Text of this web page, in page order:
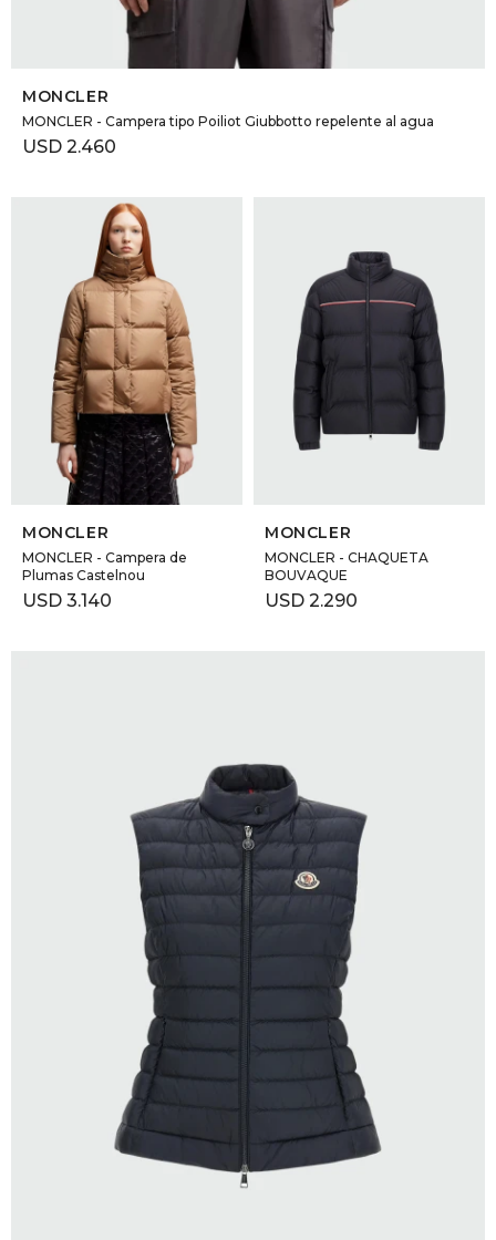
SELECCIONAR TALLE
MONCLER
MONCLER - Campera tipo Poiliot Giubbotto repelente al agua
USD 2.460
SELECCIONAR TALLE
MONCLER
MONCLER - Campera de
Plumas Castelnou
USD 3.140
MONCLER
MONCLER - CHAQUETA
BOUVAQUE
USD 2.290